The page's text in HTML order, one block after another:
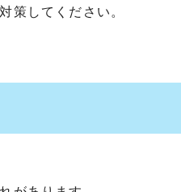
策してください。